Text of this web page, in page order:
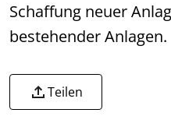
Schaffung neuer
bestehender Anlagen.
Teilen